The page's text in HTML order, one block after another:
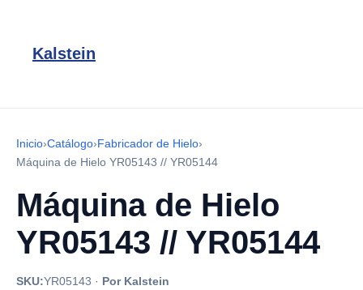
Kalstein
Inicio›Catálogo›Fabricador de Hielo›
Máquina de Hielo YR05143 // YR05144
Máquina de Hielo
YR05143 // YR05144
SKU:YR05143 · Por Kalstein